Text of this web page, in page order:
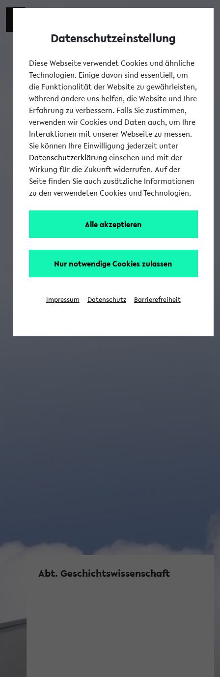
Abt. Geschichtswissenschaft
Datenschutzeinstellung
Diese Webseite verwendet Cookies und ähnliche
Technologien. Einige davon sind essentiell, um
die Funktionalität der Website zu gewährleisten,
während andere uns helfen, die Website und Ihre
Erfahrung zu verbessern. Falls Sie zustimmen,
verwenden wir Cookies und Daten auch, um Ihre
Interaktionen mit unserer Webseite zu messen.
Sie können Ihre Einwilligung jederzeit unter
Datenschutzerklärung einsehen und mit der
Wirkung für die Zukunft widerrufen. Auf der
Seite finden Sie auch zusätzliche Informationen
zu den verwendeten Cookies und Technologien.
Alle akzeptieren
Nur notwendige Cookies zulassen
Impressum Datenschutz Barrierefreiheit